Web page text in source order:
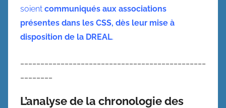
soient communiqués aux associations
présentes dans les CSS, dès leur mise à
disposition de la DREAL.
L’analyse de la chronologie des